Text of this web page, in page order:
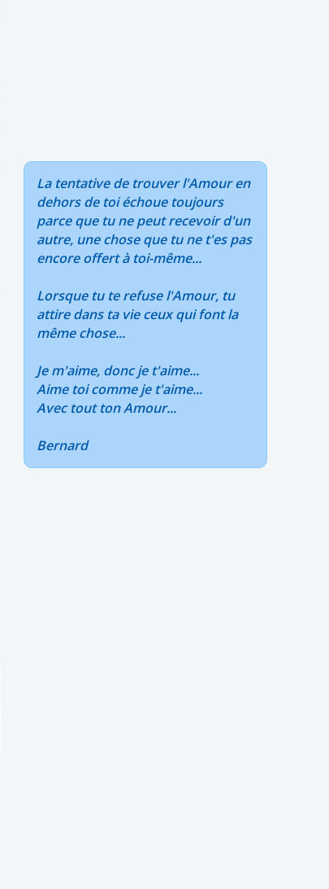
La tentative de trouver l'Amour en
dehors de toi échoue toujours
parce que tu ne peut recevoir d'un
autre, une chose que tu ne t'es pas
encore offert à toi-même...
Lorsque tu te refuse l'Amour, tu
attire dans ta vie ceux qui font la
même chose...
Je m'aime, donc je t'aime...
Aime toi comme je t'aime...
Avec tout ton Amour...
Bernard